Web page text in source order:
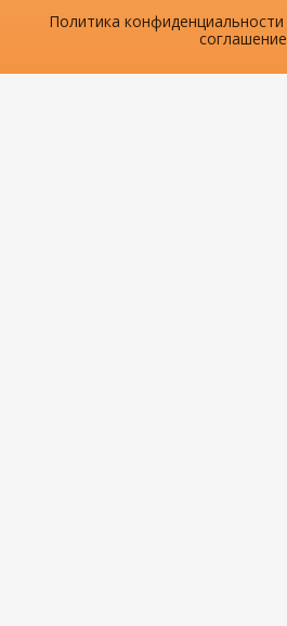
Политика конфиденциальности
соглашение